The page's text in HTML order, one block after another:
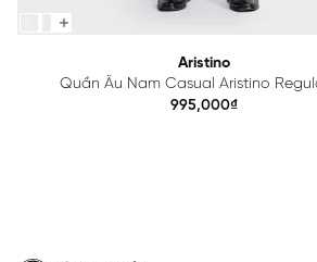
Aristino
Quần Âu Nam Casual Aristino
ATRU010Z
995,000₫